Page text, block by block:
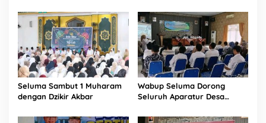
Seluma Sambut 1 Muharam
dengan Dzikir Akbar
Wabup Seluma Dorong
Seluruh Aparatur Desa